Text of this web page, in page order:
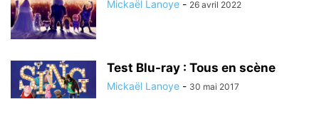
Mickaël Lanoye - 26 avril 2022
Test Blu-ray : Tous en scène
Mickaël Lanoye - 30 mai 2017